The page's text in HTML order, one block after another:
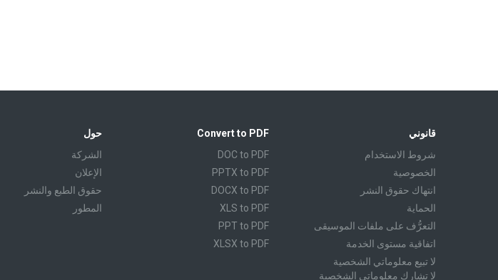
حول
الشركة
الإعلان
حقوق الطبع والنشر
المطور
Convert to PDF
DOC to PDF
PPTX to PDF
DOCX to PDF
XLS to PDF
PPT to PDF
XLSX to PDF
قانوني
شروط الاستخدام
الخصوصية
انتهاك حقوق النشر
الحماية
التعرُّف على ملفات الموسيقى
اتفاقية مستوى الخدمة
لا تبيع معلوماتي الشخصية
لا تشارك معلوماتي الشخصية